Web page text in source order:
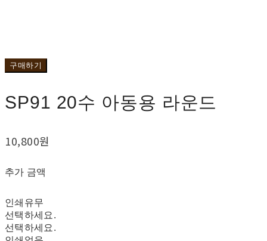
구매하기
SP91 20수 아동용 라운드
10,800원
추가 금액
인쇄유무
선택하세요.
선택하세요.